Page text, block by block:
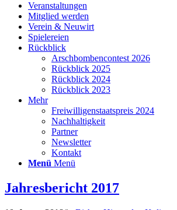
Veranstaltungen
Mitglied werden
Verein & Neuwirt
Spielereien
Rückblick
Arschbombencontest 2026
Rückblick 2025
Rückblick 2024
Rückblick 2023
Mehr
Freiwilligenstaatspreis 2024
Nachhaltigkeit
Partner
Newsletter
Kontakt
Menü Menü
Jahresbericht 2017